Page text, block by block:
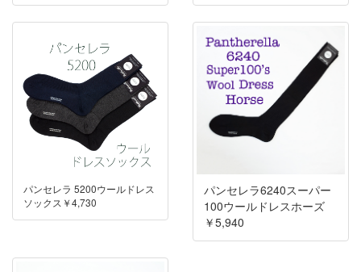
パンセレラ 5200ウールドレス
ソックス￥4,730
パンセレラ6240スーパー
100ウールドレスホーズ
￥5,940